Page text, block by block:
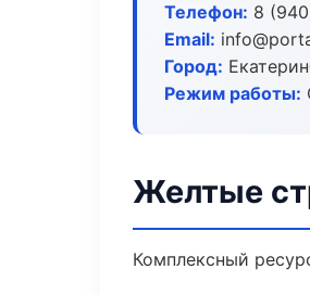
Телефон: 8
Email:
Город:
Режим работы:
Желтые
Комплексный